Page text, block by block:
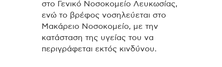
στο Γενικό Νοσοκομείο Λευκωσίας,
ενώ το βρέφος νοσηλεύεται στο
Μακάρειο Νοσοκομείο, με την
κατάσταση της υγείας του να
περιγράφεται εκτός κινδύνου.